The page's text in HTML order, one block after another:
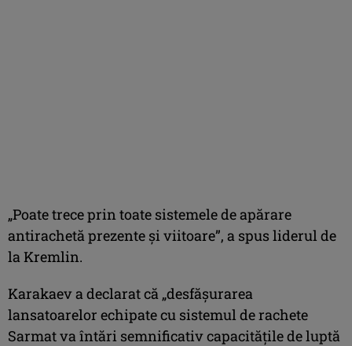
„Poate trece prin toate sistemele de apărare
antirachetă prezente şi viitoare”, a spus liderul de
la Kremlin.
Karakaev a declarat că „desfăşurarea
lansatoarelor echipate cu sistemul de rachete
Sarmat va întări semnificativ capacităţile de luptă